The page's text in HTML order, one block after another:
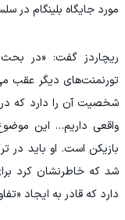
مورد جایگاه بلینگام در
ریچاردز گفت: «در
تورنمنت‌های دیگر عقب
شخصیت آن را دارد که
واقعی داریم… این
بازیکن است. او باید در
شد که خاطرنشان کرد
دارد که قادر به ایجاد